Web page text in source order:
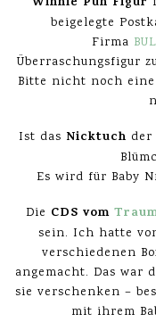
beigelegte
Firma
Überraschungsfigur
Bitte nicht noch
Ist das Nicktuch der
Es wird für Baby
Die CDS vom
sein. Ich hatte
verschiedenen
angemacht. Das war
sie verschenken –
mit ihrem